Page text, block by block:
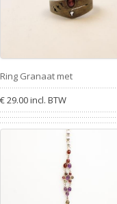
Ring Granaat met
€ 29.00 incl. BTW